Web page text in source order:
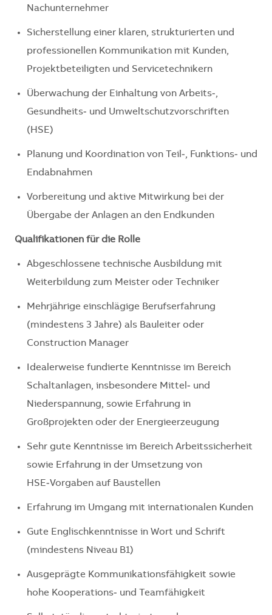
Nachunternehmer
Sicherstellung einer klaren, strukturierten und
professionellen Kommunikation mit Kunden,
Projektbeteiligten und Servicetechnikern
Überwachung der Einhaltung von Arbeits‑,
Gesundheits‑ und Umweltschutzvorschriften
(HSE)
Planung und Koordination von Teil‑, Funktions‑ und
Endabnahmen
Vorbereitung und aktive Mitwirkung bei der
Übergabe der Anlagen an den Endkunden
Qualifikationen für die Rolle
Abgeschlossene technische Ausbildung mit
Weiterbildung zum Meister oder Techniker
Mehrjährige einschlägige Berufserfahrung
(mindestens 3 Jahre) als Bauleiter oder
Construction Manager
Idealerweise fundierte Kenntnisse im Bereich
Schaltanlagen, insbesondere Mittel‑ und
Niederspannung, sowie Erfahrung in
Großprojekten oder der Energieerzeugung
Sehr gute Kenntnisse im Bereich Arbeitssicherheit
sowie Erfahrung in der Umsetzung von
HSE‑Vorgaben auf Baustellen
Erfahrung im Umgang mit internationalen Kunden
Gute Englischkenntnisse in Wort und Schrift
(mindestens Niveau B1)
Ausgeprägte Kommunikationsfähigkeit sowie
hohe Kooperations‑ und Teamfähigkeit